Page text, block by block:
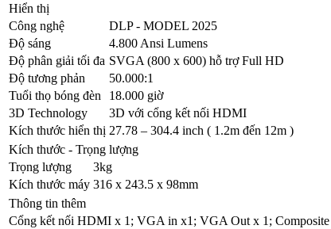
Hiển thị
Công nghệ
DLP - MODEL 2025
Độ sáng
4.800 Ansi Lumens
Độ phân giải tối đa SVGA (800 x 600) hỗ trợ Full HD
Độ tương phản
50.000:1
Tuổi thọ bóng đèn
18.000 giờ
3D Technology
3D với cổng kết nối HDMI
Kích thước hiển thị 27.78 – 304.4 inch ( 1.2m đến 12m )
Kích thước - Trọng lượng
Trọng lượng
3kg
Kích thước máy 316 x 243.5 x 98mm
Thông tin thêm
Cổng kết nối HDMI x 1; VGA in x1; VGA Out x 1;